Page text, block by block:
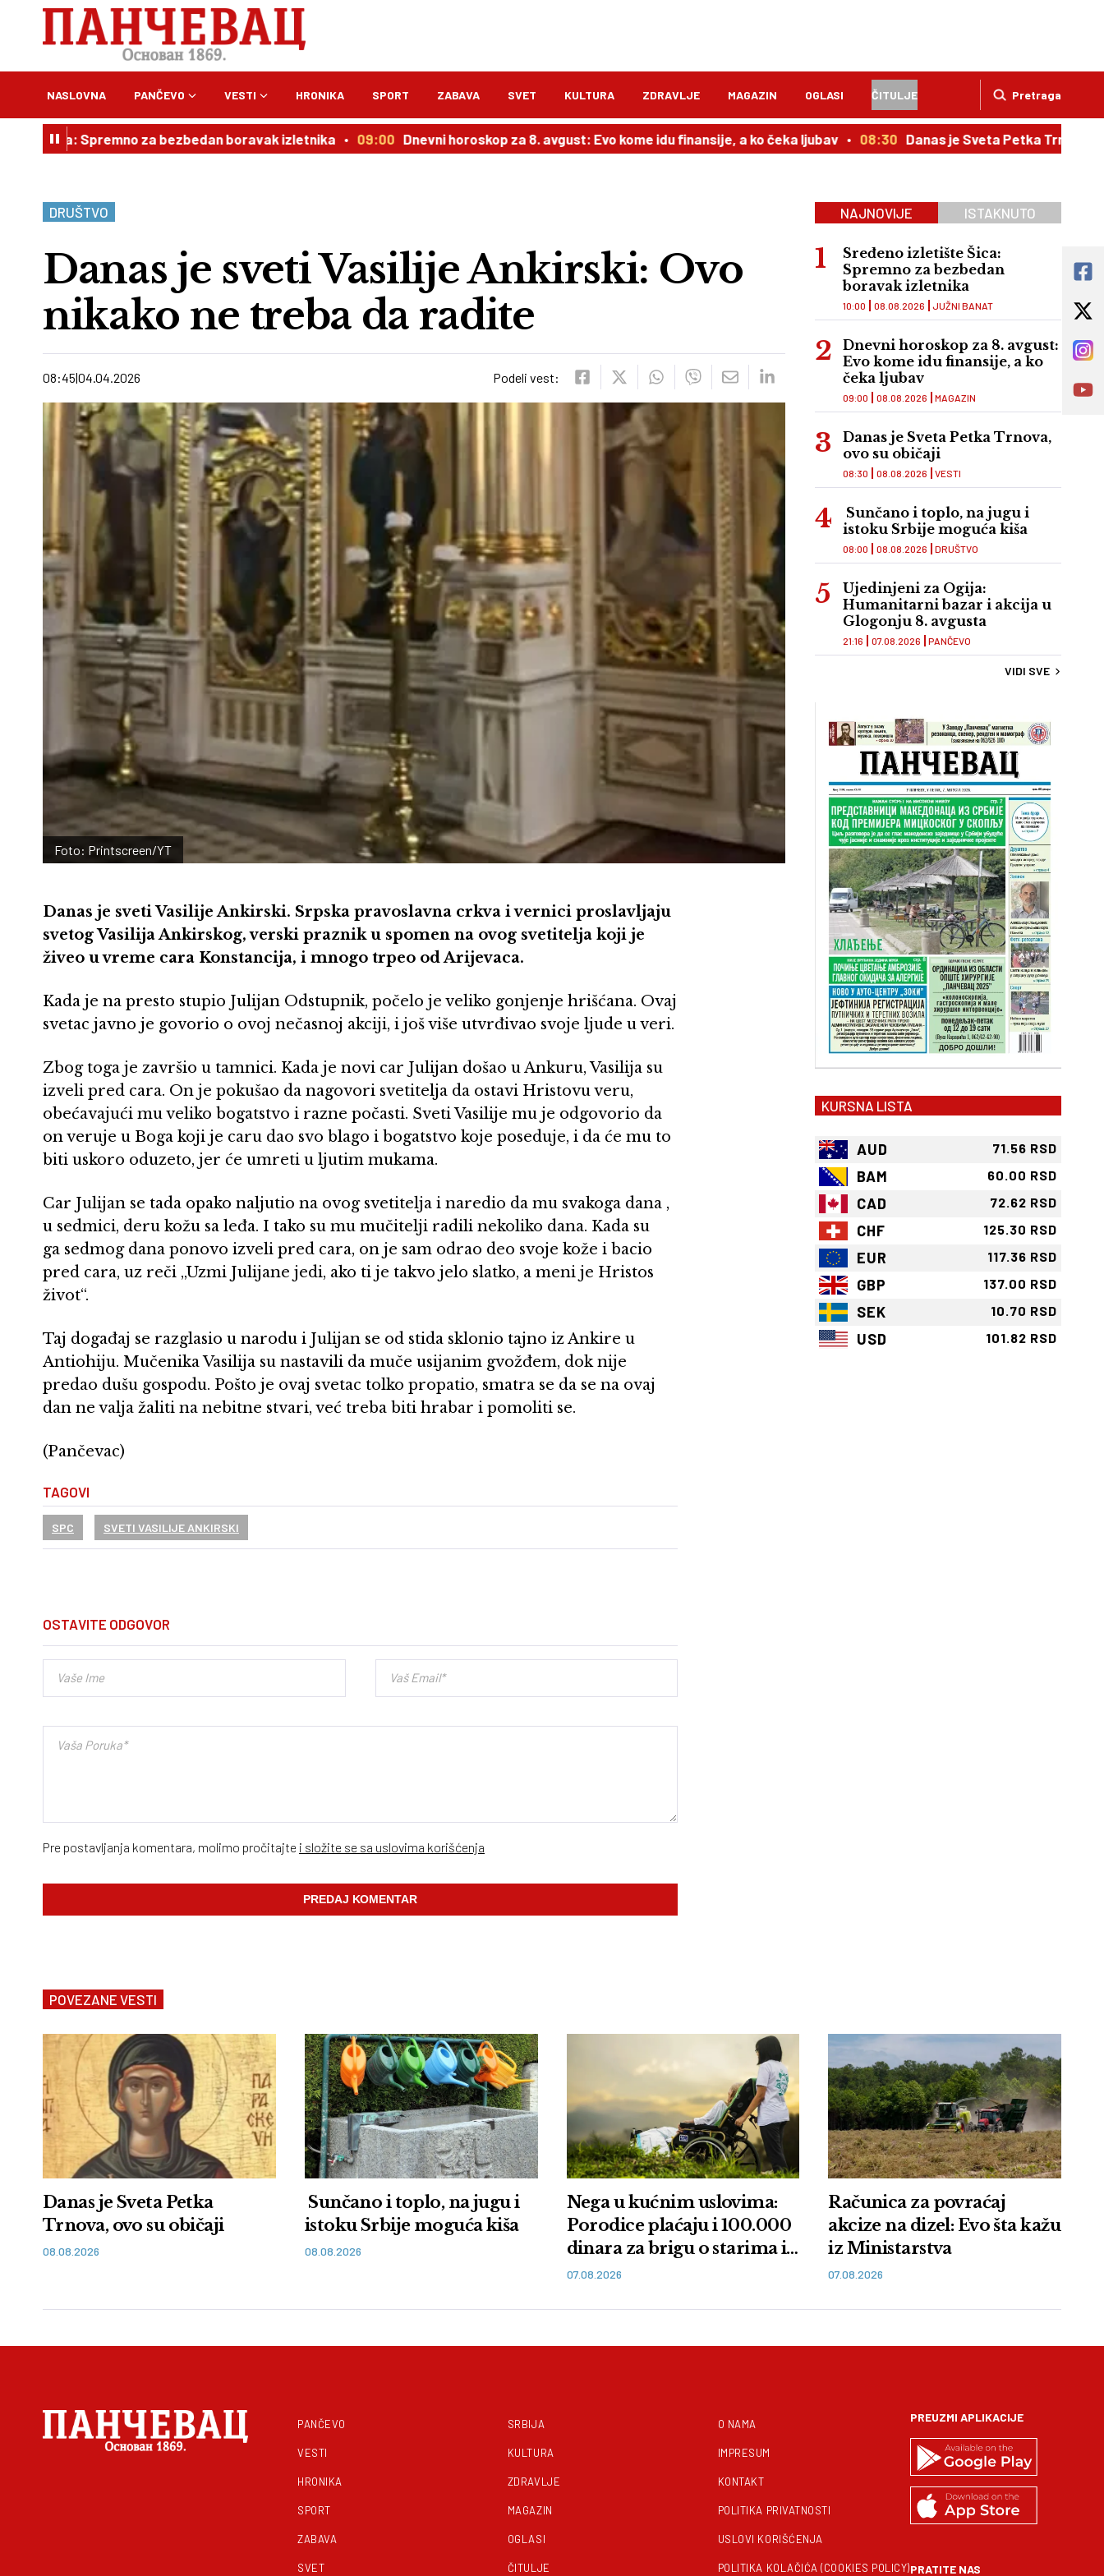
Pretraga
NASLOVNA PANČEVO VESTI HRONIKA SPORT ZABAVA SVET KULTURA ZDRAVLJE MAGAZIN OGLASI ČITULJE
Spremno za bezbedan boravak izletnika 09:00 Dnevni horoskop za 8. avgust: Evo kome idu finansije, a ko čeka ljubav 08:30 Danas je Sveta Petka Trnova, ovo su
DRUŠTVO
Danas je sveti Vasilije Ankirski: Ovo
nikako ne treba da radite
08:45 04.04.2026 Podeli vest:
Foto: Printscreen/YT
Danas je sveti Vasilije Ankirski. Srpska pravoslavna crkva i vernici proslavljaju
svetog Vasilija Ankirskog, verski praznik u spomen na ovog svetitelja koji je
živeo u vreme cara Konstancija, i mnogo trpeo od Arijevaca.
Kada je na presto stupio Julijan Odstupnik, počelo je veliko gonjenje hrišćana. Ovaj
svetac javno je govorio o ovoj nečasnoj akciji, i još više utvrđivao svoje ljude u veri.
Zbog toga je završio u tamnici. Kada je novi car Julijan došao u Ankuru, Vasilija su
izveli pred cara. On je pokušao da nagovori svetitelja da ostavi Hristovu veru,
obećavajući mu veliko bogatstvo i razne počasti. Sveti Vasilije mu je odgovorio da
on veruje u Boga koji je caru dao svo blago i bogatstvo koje poseduje, i da će mu to
biti uskoro oduzeto, jer će umreti u ljutim mukama.
Car Julijan se tada opako naljutio na ovog svetitelja i naredio da mu svakoga dana ,
u sedmici, deru kožu sa leđa. I tako su mu mučitelji radili nekoliko dana. Kada su
ga sedmog dana ponovo izveli pred cara, on je sam odrao deo svoje kože i bacio
pred cara, uz reči „Uzmi Julijane jedi, ako ti je takvo jelo slatko, a meni je Hristos
život“.
Taj događaj se razglasio u narodu i Julijan se od stida sklonio tajno iz Ankire u
Antiohiju. Mučenika Vasilija su nastavili da muče usijanim gvožđem, dok nije
predao dušu gospodu. Pošto je ovaj svetac tolko propatio, smatra se da se na ovaj
dan ne valja žaliti na nebitne stvari, već treba biti hrabar i pomoliti se.
(Pančevac)
TAGOVI
SPC SVETI VASILIJE ANKIRSKI
OSTAVITE ODGOVOR
Pre postavljanja komentara, molimo pročitajte i složite se sa uslovima korišćenja
NAJNOVIJE ISTAKNUTO
Sređeno izletište Šica:
Spremno za bezbedan
boravak izletnika
JUŽNI BANAT
10:00 08.08.2026
Dnevni horoskop za 8. avgust:
Evo kome idu finansije, a ko
čeka ljubav
MAGAZIN
09:00 08.08.2026
Danas je Sveta Petka Trnova,
ovo su običaji
VESTI
08:30 08.08.2026
Sunčano i toplo, na jugu i
istoku Srbije moguća kiša
DRUŠTVO
08:00 08.08.2026
Ujedinjeni za Ogija:
Humanitarni bazar i akcija u
Glogonju 8. avgusta
PANČEVO
21:16 07.08.2026
VIDI SVE
KURSNA LISTA
AUD 71.56 RSD
BAM 60.00 RSD
CAD 72.62 RSD
CHF 125.30 RSD
EUR 117.36 RSD
GBP 137.00 RSD
SEK 10.70 RSD
USD 101.82 RSD
POVEZANE VESTI
Danas je Sveta Petka
Trnova, ovo su običaji
08.08.2026
Sunčano i toplo, na jugu i
istoku Srbije moguća kiša
08.08.2026
Nega u kućnim uslovima:
Porodice plaćaju i 100.000
dinara za brigu o starima i
bolesnima
07.08.2026
Računica za povraćaj
akcize na dizel: Evo šta kažu
iz Ministarstva
07.08.2026
PANČEVO
VESTI
HRONIKA
SPORT
ZABAVA
SVET
SRBIJA
KULTURA
ZDRAVLJE
MAGAZIN
OGLASI
ČITULJE
O NAMA
IMPRESUM
KONTAKT
POLITIKA PRIVATNOSTI
USLOVI KORIŠĆENJA
POLITIKA KOLAČIĆA (COOKIES POLICY)
PREUZMI APLIKACIJE
PRATITE NAS